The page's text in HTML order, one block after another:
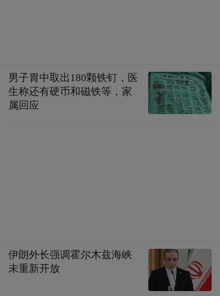
男子胃中取出180颗铁钉，医
生称还有硬币和磁铁等，家
属回应
伊朗外长强调霍尔木兹海峡
未重新开放